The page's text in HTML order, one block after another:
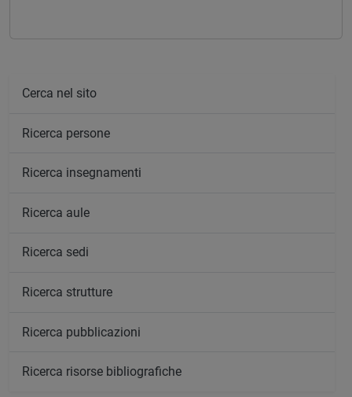
Cerca nel sito
Ricerca persone
Ricerca insegnamenti
Ricerca aule
Ricerca sedi
Ricerca strutture
Ricerca pubblicazioni
Ricerca risorse bibliografiche